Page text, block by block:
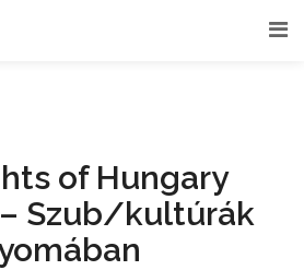
of Hungary
Szub/kultúrák